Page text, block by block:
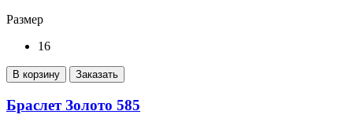
Размер
16
В корзину Заказать
Браслет Золото 585